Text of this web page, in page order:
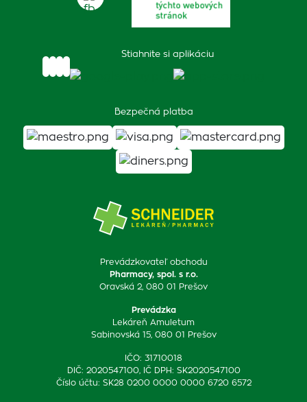
Prevádzkovateľ obchodu
Pharmacy, spol. s r.o.
Oravská 2, 080 01 Prešov
Prevádzka
Lekáreň Amuletum
Sabinovská 15, 080 01 Prešov
IČO: 31710018
DIČ: 2020547100, IČ DPH: SK2020547100
Číslo účtu: SK28 0200 0000 0000 6720 6572
Stiahnite si aplikáciu
Bezpečná platba